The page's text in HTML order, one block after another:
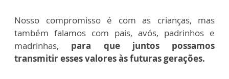
Nosso compromisso é com as crianças, mas
também falamos com pais, avós, padrinhos e
madrinhas, para que juntos possamos
transmitir esses valores às futuras gerações.